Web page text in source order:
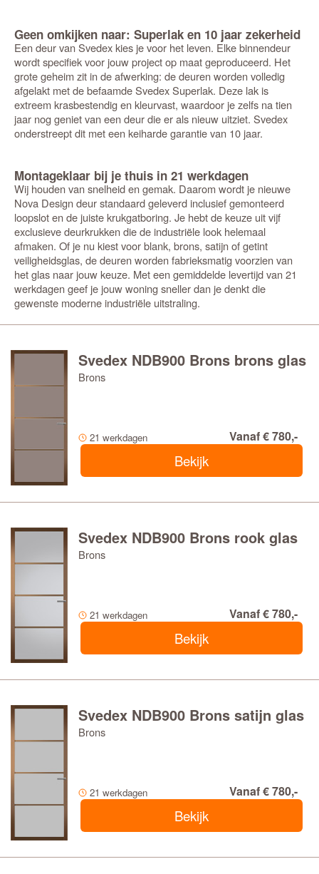
Geen omkijken naar: Superlak en 10 jaar zekerheid
Een deur van Svedex kies je voor het leven. Elke binnendeur
wordt specifiek voor jouw project op maat geproduceerd. Het
grote geheim zit in de afwerking: de deuren worden volledig
afgelakt met de befaamde Svedex Superlak. Deze lak is
extreem krasbestendig en kleurvast, waardoor je zelfs na tien
jaar nog geniet van een deur die er als nieuw uitziet. Svedex
onderstreept dit met een keiharde garantie van 10 jaar.
Montageklaar bij je thuis in 21 werkdagen
Wij houden van snelheid en gemak. Daarom wordt je nieuwe
Nova Design deur standaard geleverd inclusief gemonteerd
loopslot en de juiste krukgatboring. Je hebt de keuze uit vijf
exclusieve deurkrukken die de industriële look helemaal
afmaken. Of je nu kiest voor blank, brons, satijn of getint
veiligheidsglas, de deuren worden fabrieksmatig voorzien van
het glas naar jouw keuze. Met een gemiddelde levertijd van 21
werkdagen geef je jouw woning sneller dan je denkt die
gewenste moderne industriële uitstraling.
Svedex NDB900 Brons brons glas
Brons
21 werkdagen Vanaf € 780,-
Bekijk
Svedex NDB900 Brons rook glas
Brons
21 werkdagen Vanaf € 780,-
Bekijk
Svedex NDB900 Brons satijn glas
Brons
21 werkdagen Vanaf € 780,-
Bekijk